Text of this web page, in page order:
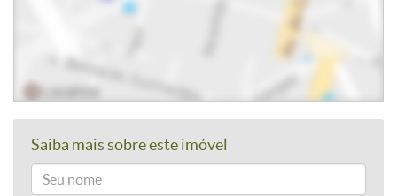
Saiba mais sobre este imóvel